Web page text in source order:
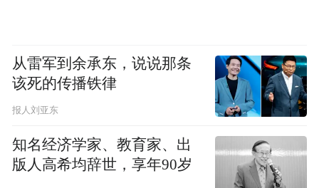
从雷军到余承东，说说那条
该死的传播铁律
报人刘亚东
知名经济学家、教育家、出
版人高希均辞世，享年90岁